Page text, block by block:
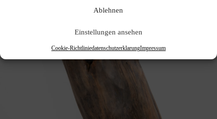
Ablehnen
Einstellungen ansehen
Cookie-RichtliniedatenschutzerklarungImpressum